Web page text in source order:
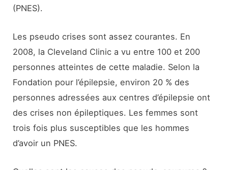
(PNES).
Les pseudo crises sont assez courantes. En
2008, la Cleveland Clinic a vu entre 100 et 200
personnes atteintes de cette maladie. Selon la
Fondation pour l’épilepsie, environ 20 % des
personnes adressées aux centres d’épilepsie ont
des crises non épileptiques. Les femmes sont
trois fois plus susceptibles que les hommes
d’avoir un PNES.